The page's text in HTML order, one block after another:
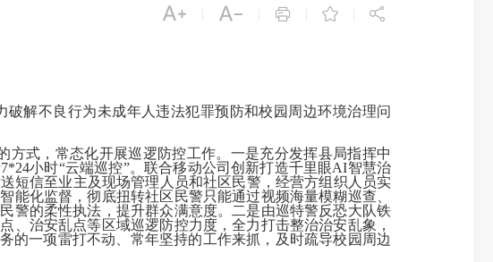
    
解不良行为未成年人违法犯罪预防和校园周边环境治理问
方式，常态化开展巡逻防控工作。 一是充分发挥县局指挥中
小时“云端巡控”。联合移动公司创新打造千里眼AI智慧治
短信至业主及现场管理人员和社区民警，经营方组织人员实
化监督，彻底扭转社区民警只能通过视频海量模糊巡查、
警的柔性执法，提升群众满意度。
二是由巡特警反恐大队铁
治安乱点等区域巡逻防控力度，全力打击整治治安乱象，
的一项雷打不动、常年坚持的工作来抓，及时疏导校园周边